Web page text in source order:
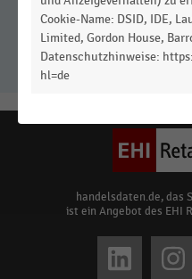
Künstliche
treibt IT-
handelsdaten.de, das
ist ein Angebot des EHI
Cookie-Name: DSID, IDE,
Limited, Gordon House,
Datenschutzhinweise:
hl=de